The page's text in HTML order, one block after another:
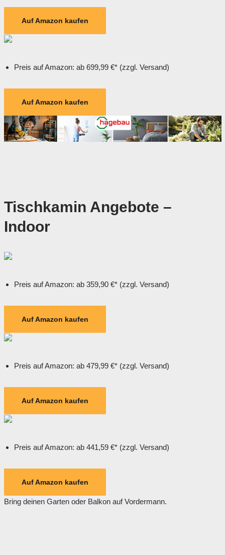
Auf Amazon kaufen
Preis auf Amazon: ab 699,99 €* (zzgl. Versand)
Auf Amazon kaufen
Tischkamin Angebote –
Indoor
Preis auf Amazon: ab 359,90 €* (zzgl. Versand)
Auf Amazon kaufen
Preis auf Amazon: ab 479,99 €* (zzgl. Versand)
Auf Amazon kaufen
Preis auf Amazon: ab 441,59 €* (zzgl. Versand)
Auf Amazon kaufen
Bring deinen Garten oder Balkon auf Vordermann.